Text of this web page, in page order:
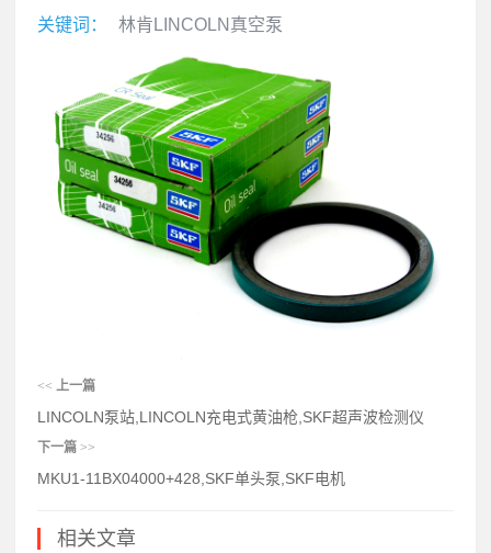
关键词： 林肯LINCOLN真空泵
<< 上一篇
LINCOLN泵站,LINCOLN充电式黄油枪,SKF超声波检测仪
下一篇 >>
MKU1-11BX04000+428,SKF单头泵,SKF电机
相关文章